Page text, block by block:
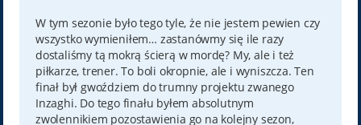
W tym sezonie było tego tyle, że nie jestem pewien czy
wszystko wymieniłem… zastanówmy się ile razy
dostaliśmy tą mokrą ścierą w mordę? My, ale i też
piłkarze, trener. To boli okropnie, ale i wyniszcza. Ten
finał był gwoździem do trumny projektu zwanego
Inzaghi. Do tego finału byłem absolutnym
zwolennikiem pozostawienia go na kolejny sezon,